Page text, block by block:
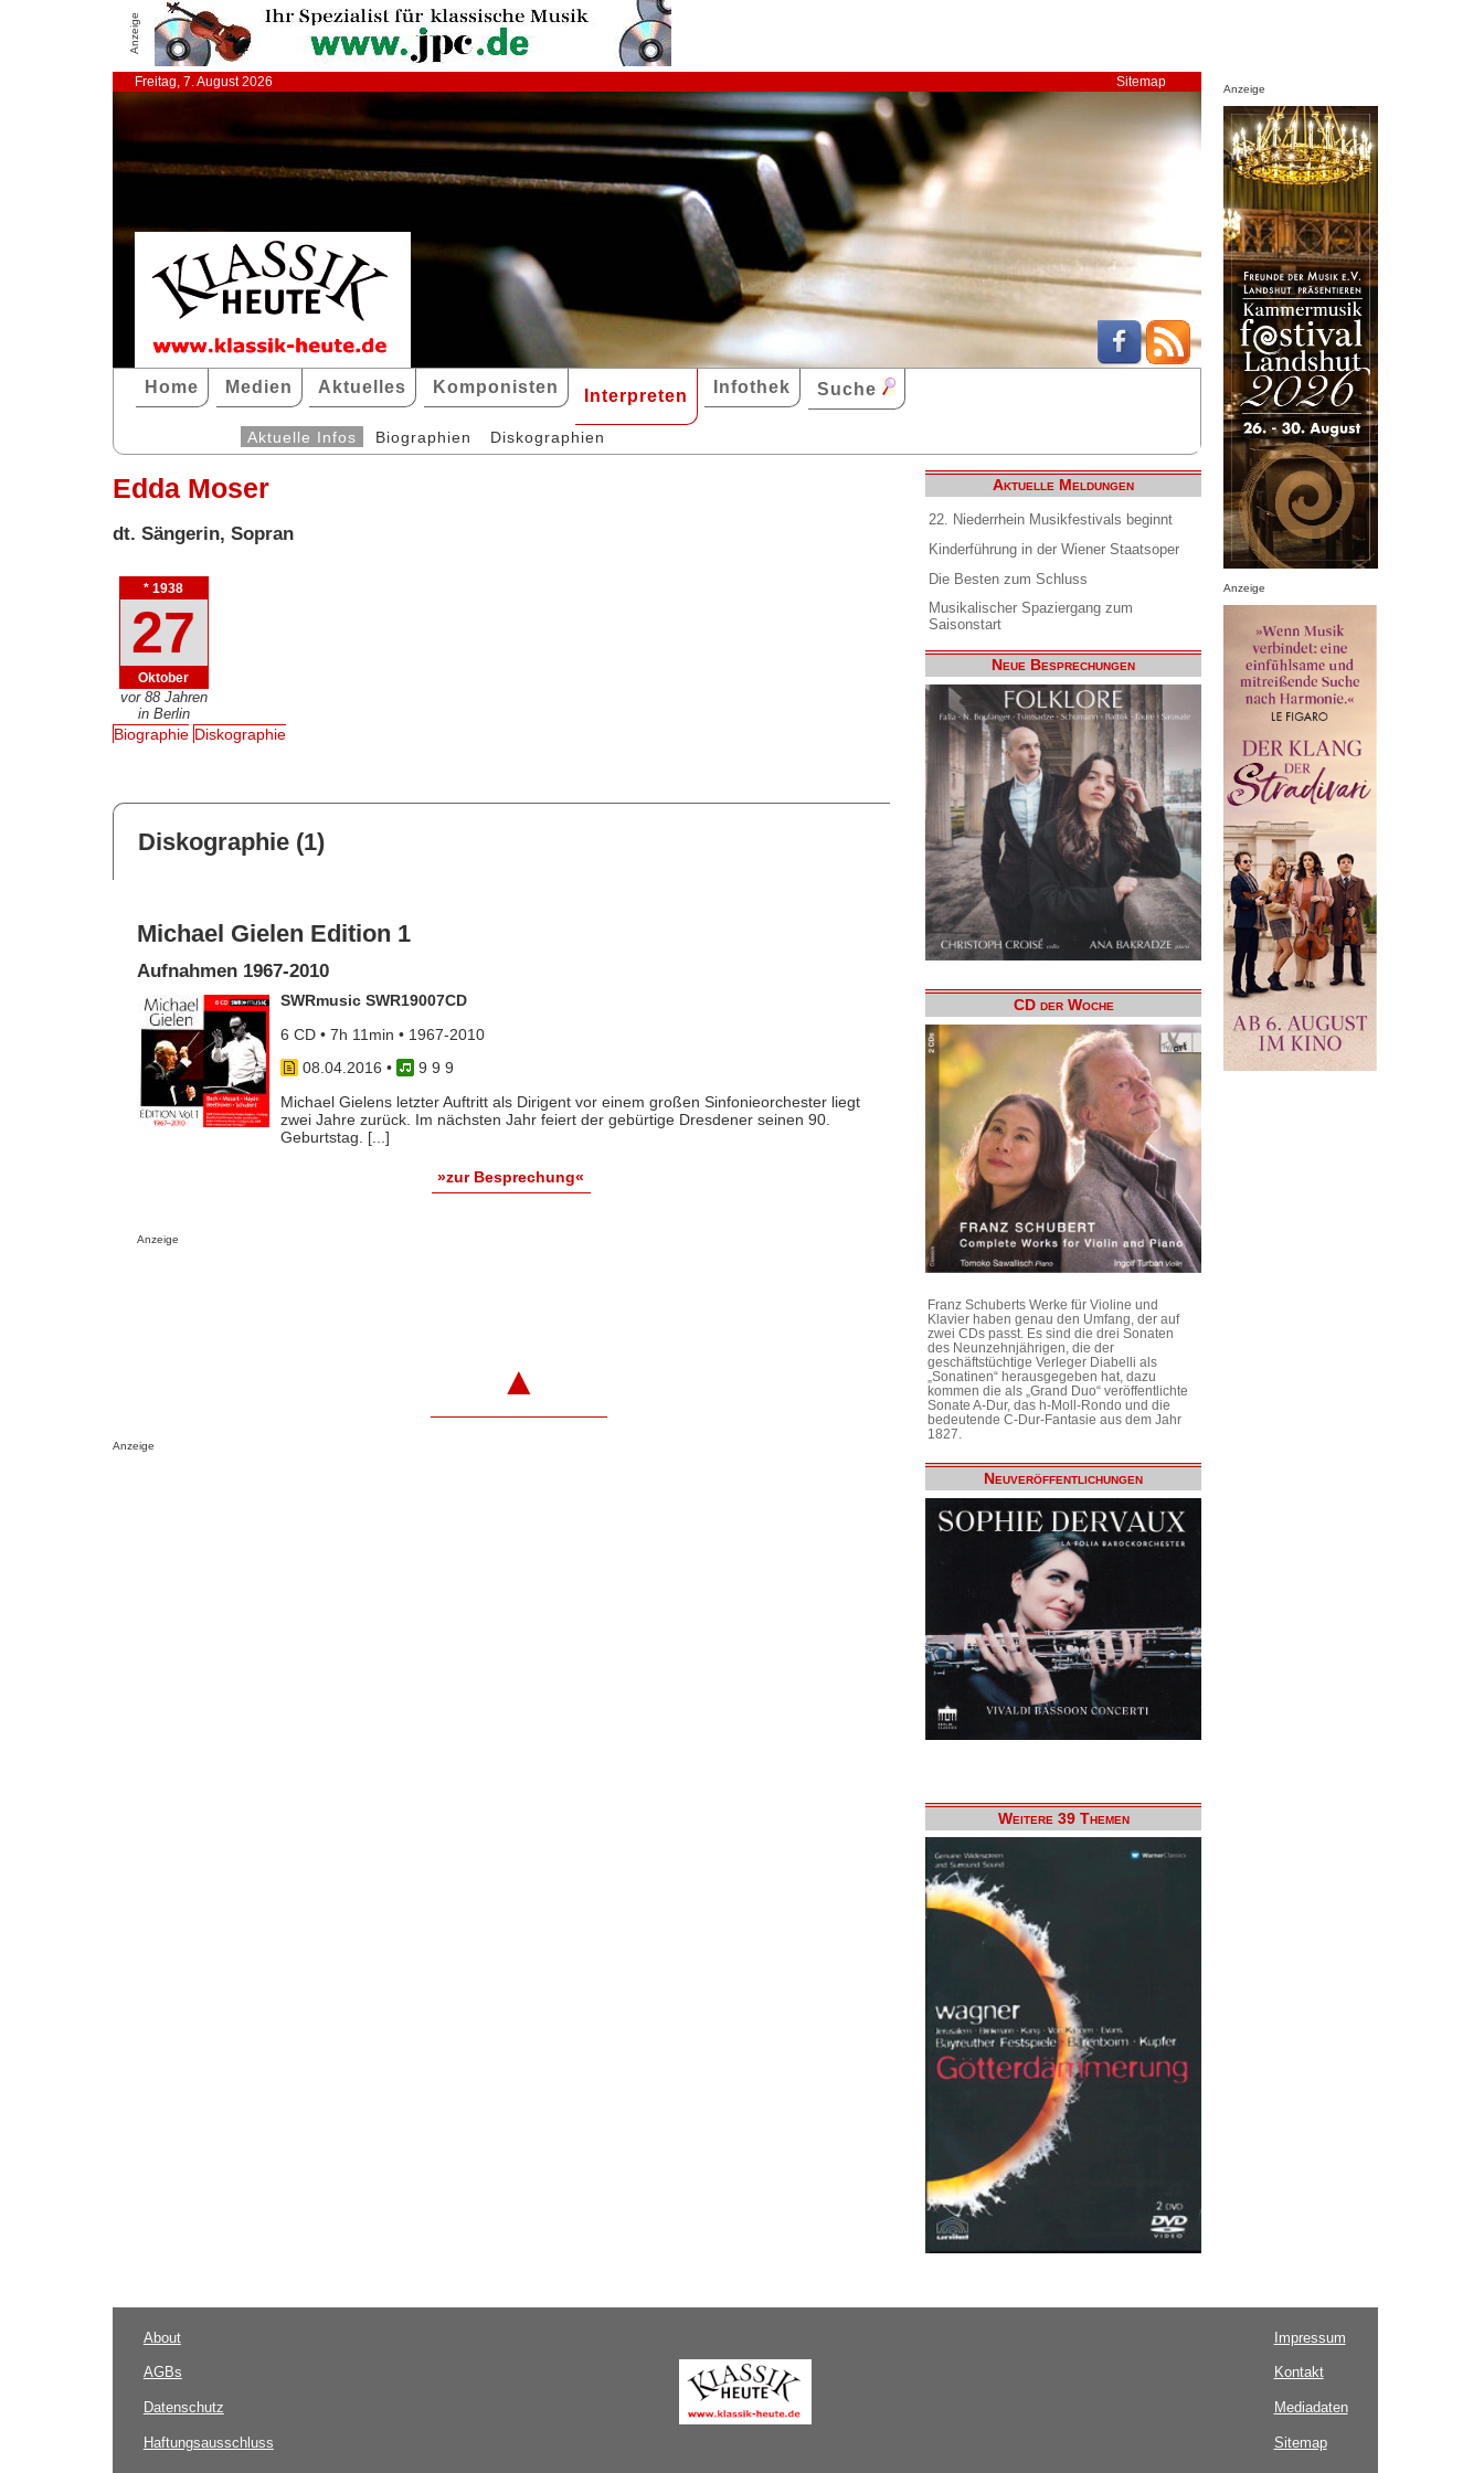
Anzeige
Freitag, 7. August 2026 Sitemap
Home Medien Aktuelles Komponisten Interpreten Infothek Suche
Aktuelle Infos Biographien Diskographien
Edda Moser
dt. Sängerin, Sopran
* 1938
27
Oktober
vor 88 Jahren
in Berlin
Biographie Diskographie
Diskographie (1)
Michael Gielen Edition 1
Aufnahmen 1967-2010
SWRmusic SWR19007CD
6 CD • 7h 11min • 1967-2010
08.04.2016 •
9 9 9
Michael Gielens letzter Auftritt als Dirigent vor einem großen Sinfonieorchester liegt
zwei Jahre zurück. Im nächsten Jahr feiert der gebürtige Dresdener seinen 90.
Geburtstag. [...]
»zur Besprechung«
Anzeige
▲
Anzeige
Aktuelle Meldungen
22. Niederrhein Musikfestivals beginnt
Kinderführung in der Wiener Staatsoper
Die Besten zum Schluss
Musikalischer Spaziergang zum
Saisonstart
Neue Besprechungen
CD der Woche
Franz Schuberts Werke für Violine und
Klavier haben genau den Umfang, der auf
zwei CDs passt. Es sind die drei Sonaten
des Neunzehnjährigen, die der
geschäftstüchtige Verleger Diabelli als
„Sonatinen“ herausgegeben hat, dazu
kommen die als „Grand Duo“ veröffentlichte
Sonate A-Dur, das h-Moll-Rondo und die
bedeutende C-Dur-Fantasie aus dem Jahr
1827.
Neuveröffentlichungen
Weitere 39 Themen
Anzeige
Anzeige
About
AGBs
Datenschutz
Haftungsausschluss
Impressum
Kontakt
Mediadaten
Sitemap